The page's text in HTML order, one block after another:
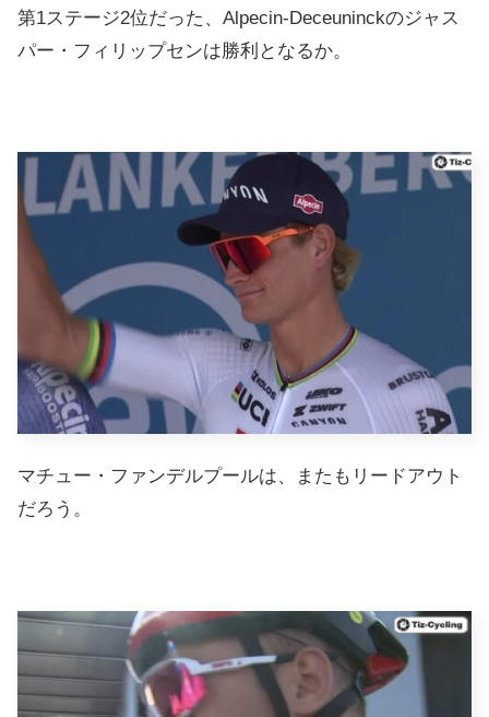
第1ステージ2位だった、Alpecin-Deceuninckのジャス
パー・フィリップセンは勝利となるか。
マチュー・ファンデルプールは、またもリードアウト
だろう。